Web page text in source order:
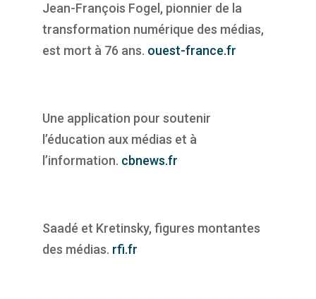
Jean-François Fogel, pionnier de la
transformation numérique des médias,
est mort à 76 ans. ouest-france.fr
Une application pour soutenir
l’éducation aux médias et à
l’information. cbnews.fr
Saadé et Kretinsky, figures montantes
des médias. rfi.fr